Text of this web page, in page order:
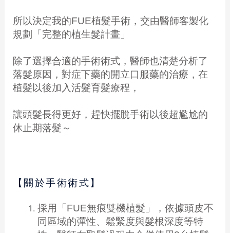
所以決定我的FUE植髮手術，交由醫師客製化
規劃「完整的植生髮計畫」
除了選擇合適的手術術式，醫師也清楚分析了
落髮原因，對症下藥的開立口服藥的治療，在
植髮以後加入活髮育髮療程，
讓頭髮長得更好，趕快擺脫手術以後超尷尬的
休止期落髮～
【關於手術術式】
採用「FUE無痕雙機植髮」，依據頭皮不
同區域的彈性、鬆緊度與髮根深度等特